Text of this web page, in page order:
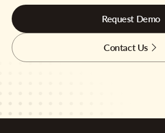
Request Demo
Contact Us